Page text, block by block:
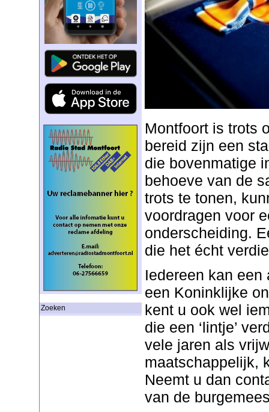
Zoeken
Montfoort is trots
bereid zijn een
die bovenmatige
behoeve van de
trots te tonen,
voordragen voor
onderscheiding.
die het écht
Iedereen kan een
een Koninklijke
kent u ook wel
die een ‘lintje’
vele jaren als
maatschappelijk,
Neemt u dan
van de